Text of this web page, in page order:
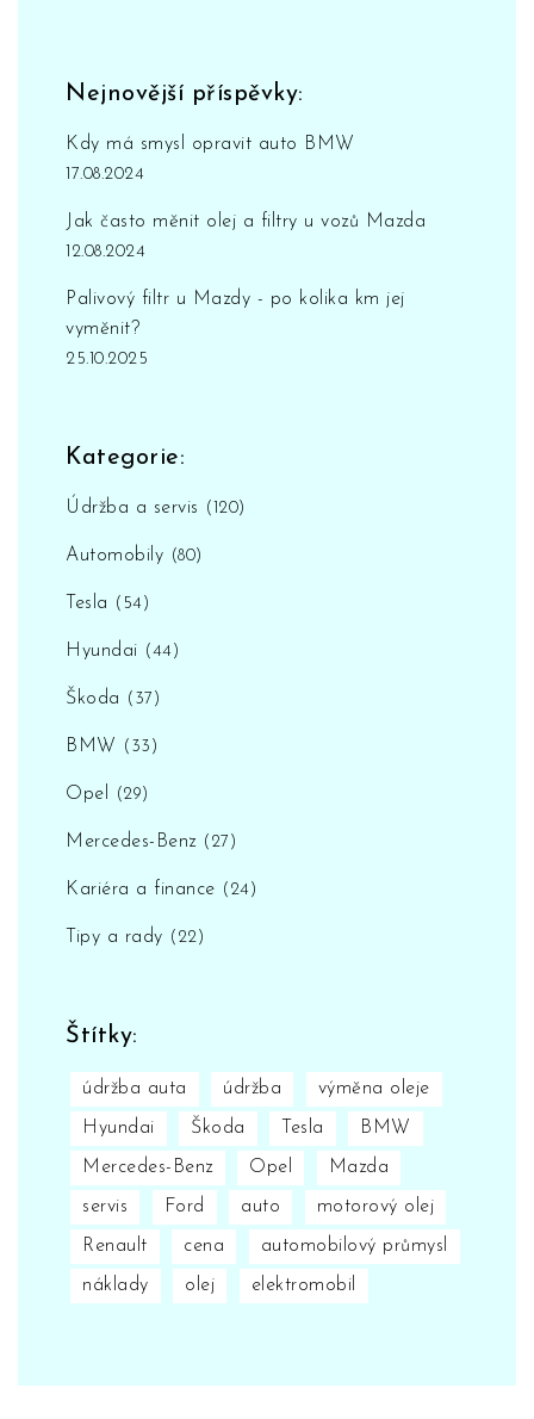
Nejnovější příspěvky:
Kdy má smysl opravit auto BMW
17.08.2024
Jak často měnit olej a filtry u vozů Mazda
12.08.2024
Palivový filtr u Mazdy - po kolika km jej
vyměnit?
25.10.2025
Kategorie:
Údržba a servis (120)
Automobily (80)
Tesla (54)
Hyundai (44)
Škoda (37)
BMW (33)
Opel (29)
Mercedes-Benz (27)
Kariéra a finance (24)
Tipy a rady (22)
Štítky:
údržba auta údržba výměna oleje
Hyundai Škoda Tesla BMW
Mercedes-Benz Opel Mazda
servis Ford auto motorový olej
Renault cena automobilový průmysl
náklady olej elektromobil